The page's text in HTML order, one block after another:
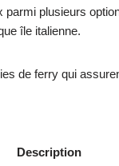
parmi plusieurs
île italienne.
de ferry qui
Description